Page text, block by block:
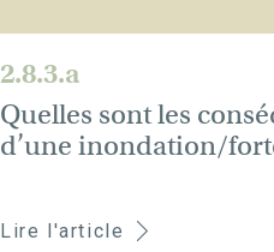
2.8.3.a
Quelles sont les
d’une inondation/
Lire l'article